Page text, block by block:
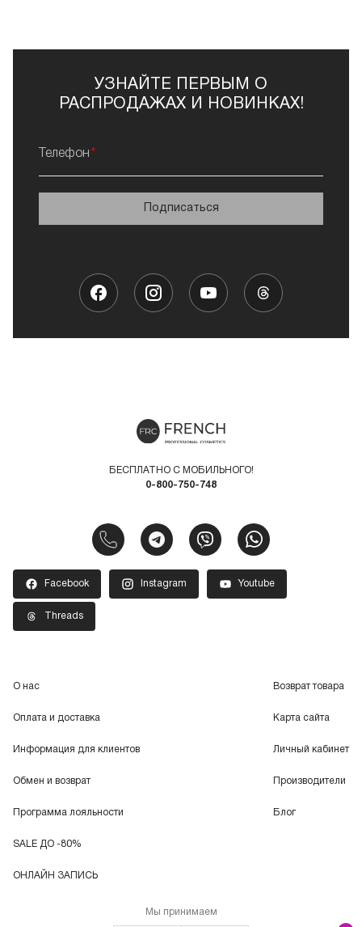
УЗНАЙТЕ ПЕРВЫМ О
РАСПРОДАЖАХ И НОВИНКАХ!
Телефон
Подписаться
БЕСПЛАТНО С МОБИЛЬНОГО!
0-800-750-748
Facebook Instagram Youtube
Threads
О нас
Оплата и доставка
Информация для клиентов
Обмен и возврат
Программа лояльности
SALE ДО -80%
ОНЛАЙН ЗАПИСЬ
Возврат товара
Карта сайта
Личный кабинет
Производители
Блог
Мы принимаем